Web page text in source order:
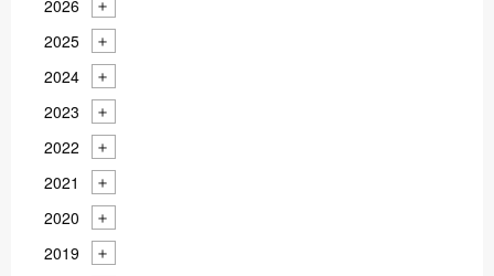
2026
2025
2024
2023
2022
2021
2020
2019